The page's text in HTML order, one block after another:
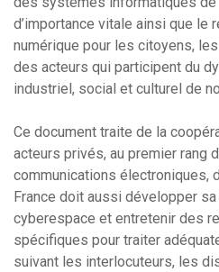
d’importance vitale ainsi que le
numérique pour les citoyens,
des acteurs qui participent du
industriel, social et culturel de
Ce document traite de la
acteurs privés, au premier rang
communications électroniques,
France doit aussi développer
cyberespace et entretenir des
spécifiques pour traiter
suivant les interlocuteurs, les